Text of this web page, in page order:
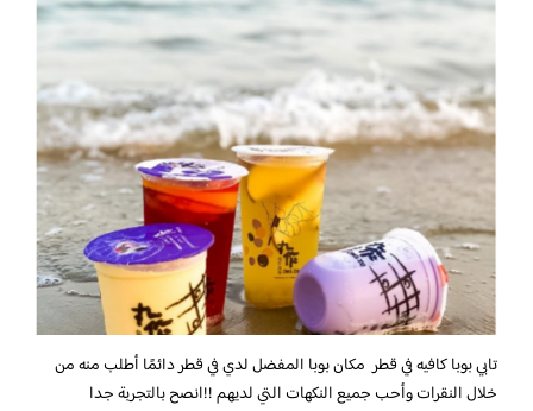
تابي بوبا كافيه في قطر مكان بوبا المفضل لدي في قطر دائمًا أطلب منه من
خلال النقرات وأحب جميع النكهات التي لديهم !!انصح بالتجربة جدا